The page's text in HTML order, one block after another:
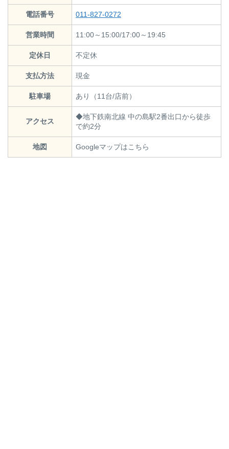
電話番号 011-827-0272
営業時間 11:00～15:00/17:00～19:45
定休日 不定休
支払方法 現金
駐車場 あり（11台/店前）
アクセス
◆地下鉄南北線 中の島駅2番出口から徒歩
で約2分
地図 Googleマップはこちら